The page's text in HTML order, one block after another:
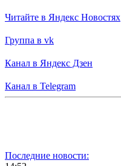
Читайте в Яндекс Новостях
Группа в vk
Канал в Яндекс Дзен
Канал в Telegram
Последние новости: